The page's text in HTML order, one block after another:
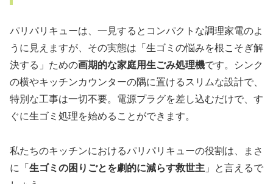
パリパリキューは、一見するとコンパクトな調理家電のよ
うに見えますが、その実態は「生ゴミの悩みを根こそぎ解
決する」ための画期的な家庭用生ごみ処理機です。シンク
の横やキッチンカウンターの隅に置けるスリムな設計で、
特別な工事は一切不要。電源プラグを差し込むだけで、す
ぐに生ゴミ処理を始めることができます。
私たちのキッチンにおけるパリパリキューの役割は、まさ
に「 生ゴミの困りごとを劇的に減らす救世主 」と言えるで